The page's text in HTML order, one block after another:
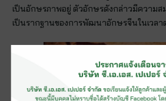
เป็นอักษรภาพอยู่ ตัวอักษรดังกล่าวมีความ
เป็นรากฐานของการพัฒนาอักษรจีนในเวลา